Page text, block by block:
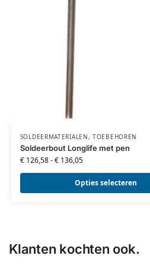
SOLDEERMATERIALEN,TOEBEHOREN
Soldeerbout Longlife met pen
€126,58-€136,05
Opties selecteren
Klanten kochten ook.